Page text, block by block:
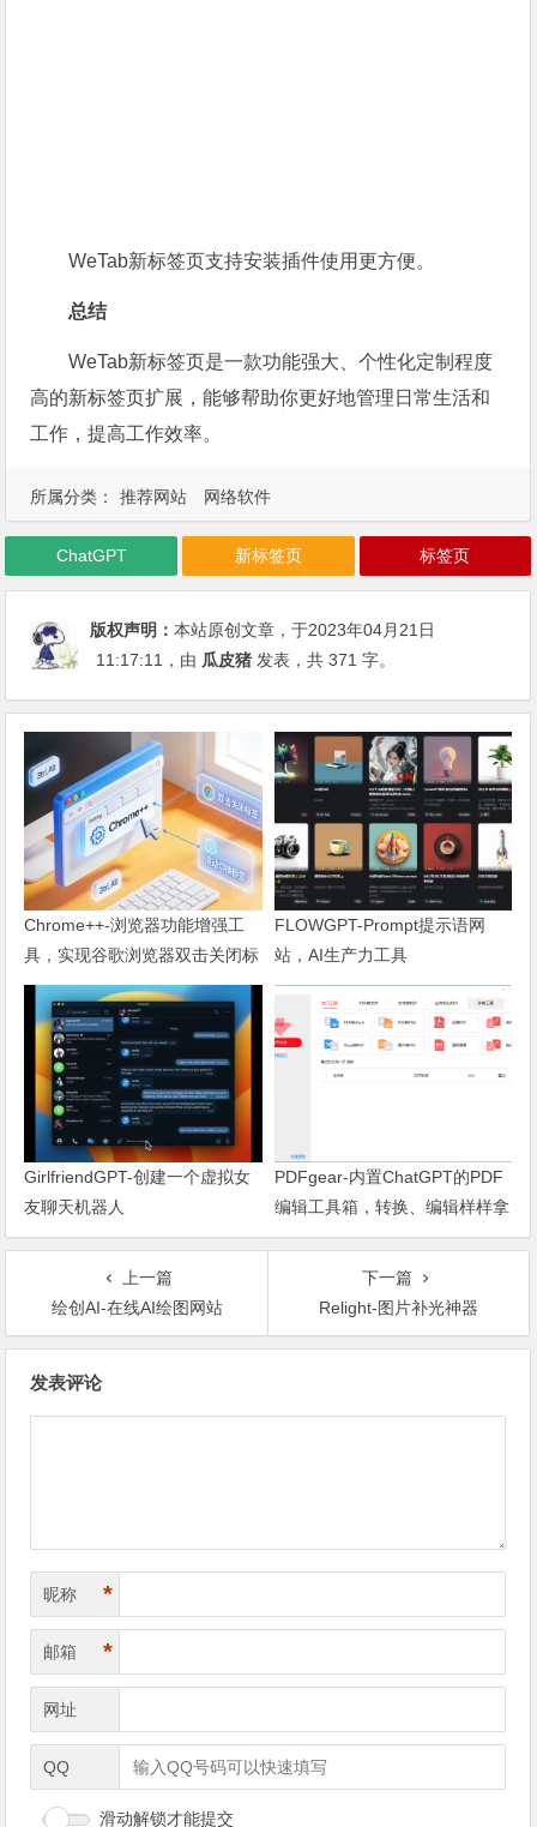
WeTab新标签页支持安装插件使用更方便。
总结
WeTab新标签页是一款功能强大、个性化定制程度
高的新标签页扩展，能够帮助你更好地管理日常生活和
工作，提高工作效率。
所属分类： 推荐网站 网络软件
ChatGPT 新标签页 标签页
版权声明：本站原创文章，于2023年04月21日
11:17:11 ，由 瓜皮猪 发表，共 371 字。
Chrome++-浏览器功能增强工
具，实现谷歌浏览器双击关闭标
签页
FLOWGPT-Prompt提示语网
站，AI生产力工具
GirlfriendGPT-创建一个虚拟女
友聊天机器人
PDFgear-内置ChatGPT的PDF
编辑工具箱，转换、编辑样样拿
手
上一篇
绘创AI-在线AI绘图网站
下一篇
Relight-图片补光神器
发表评论
昵称 *
邮箱 *
网址
QQ
滑动解锁才能提交